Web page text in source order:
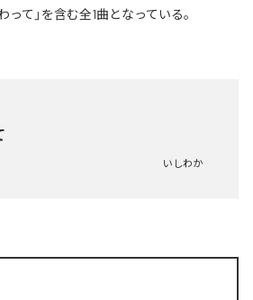
って」を含む全1曲となっている。
いしわか